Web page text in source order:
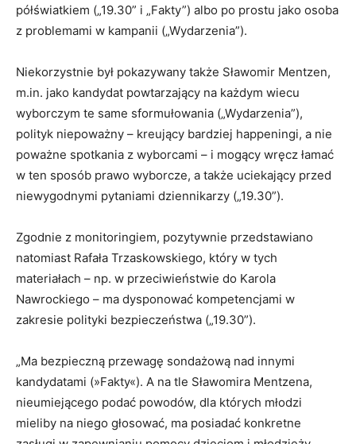
półświatkiem („19.30” i „Fakty”) albo po prostu jako osoba
z problemami w kampanii („Wydarzenia”).
Niekorzystnie był pokazywany także Sławomir Mentzen,
m.in. jako kandydat powtarzający na każdym wiecu
wyborczym te same sformułowania („Wydarzenia”),
polityk niepoważny – kreujący bardziej happeningi, a nie
poważne spotkania z wyborcami – i mogący wręcz łamać
w ten sposób prawo wyborcze, a także uciekający przed
niewygodnymi pytaniami dziennikarzy („19.30”).
Zgodnie z monitoringiem, pozytywnie przedstawiano
natomiast Rafała Trzaskowskiego, który w tych
materiałach – np. w przeciwieństwie do Karola
Nawrockiego – ma dysponować kompetencjami w
zakresie polityki bezpieczeństwa („19.30”).
„Ma bezpieczną przewagę sondażową nad innymi
kandydatami (»Fakty«). A na tle Sławomira Mentzena,
nieumiejącego podać powodów, dla których młodzi
mieliby na niego głosować, ma posiadać konkretne